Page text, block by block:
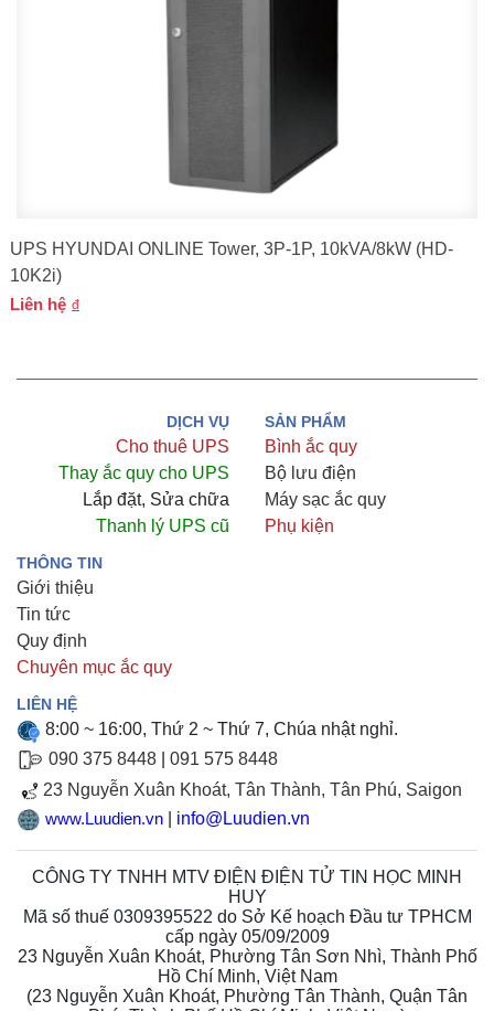
UPS HYUNDAI ONLINE Tower, 3P-1P, 10kVA/8kW (HD-
10K2i)
Liên hệ
DỊCH VỤ
Cho thuê UPS
Thay ắc quy cho UPS
Lắp đặt, Sửa chữa
Thanh lý UPS cũ
SẢN PHẨM
Bình ắc quy
Bộ lưu điện
Máy sạc ắc quy
Phụ kiện
THÔNG TIN
Giới thiệu
Tin tức
Quy định
Chuyên mục ắc quy
LIÊN HỆ
8:00 ~ 16:00, Thứ 2 ~ Thứ 7, Chúa nhật nghỉ.
090 375 8448
091 575 8448
23 Nguyễn Xuân Khoát, Tân Thành, Tân Phú, Saigon
www.Luudien.vn info@Luudien.vn
CÔNG TY TNHH MTV ĐIỆN ĐIỆN TỬ TIN HỌC MINH
HUY
Mã số thuế 0309395522 do Sở Kế hoạch Đầu tư TPHCM
cấp ngày 05/09/2009
23 Nguyễn Xuân Khoát, Phường Tân Sơn Nhì, Thành Phố
Hồ Chí Minh, Việt Nam
(23 Nguyễn Xuân Khoát, Phường Tân Thành, Quận Tân